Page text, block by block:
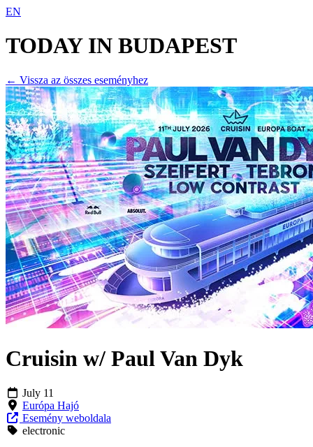
EN
TODAY IN BUDAPEST
← Vissza az összes eseményhez
Cruisin w/ Paul Van Dyk
July 11
Európa Hajó
Esemény weboldala
electronic